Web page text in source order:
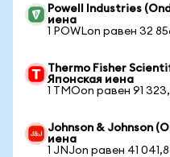
Powell Industries
иена
1 POWLon равен 32
Thermo Fisher
Японская иена
1 TMOon равен 91
Johnson & Johnson
иена
1 JNJon равен 41